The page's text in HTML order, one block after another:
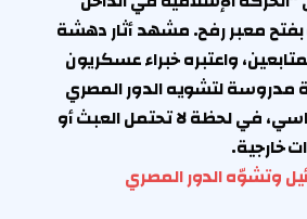
معبر رفح. مشهد أثار دهشة
واعتبره خبراء عسكريون
مدروسة لتشويه الدور المصري
في لحظة لا تحتمل العبث أو
خارجية.
وتشوّه الدور المصري